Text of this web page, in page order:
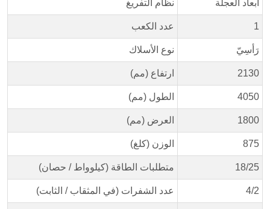
نظام التفريغ أبعاد العجلة
عدد الكعب 1
نوع الأسلاك رَأسِيّ
ارتفاع (مم) 2130
الطول (مم) 4050
العرض (مم) 1800
الوزن (كلغ) 875
متطلبات الطاقة (كيلوواط / حصان) 18/25
عدد الشفرات (في المثقاب / الثابت) 4/2